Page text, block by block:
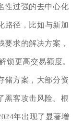
性过强的去中心化
路径，比如与新加
要求的解决方案，
锁更高交易额度。
储方案，大部分资
黑客攻击风险。根
年出现了显著增